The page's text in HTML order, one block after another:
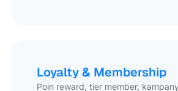
Loyalty & Membership
Poin reward, tier member,